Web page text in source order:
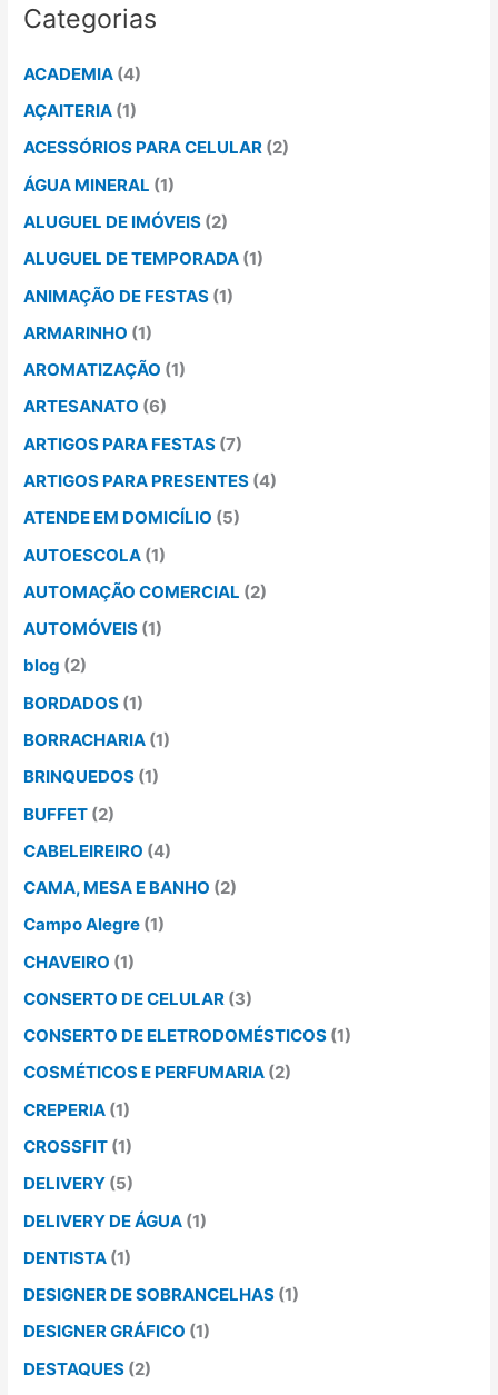
Categorias
ACADEMIA (4)
AÇAITERIA (1)
ACESSÓRIOS PARA CELULAR (2)
ÁGUA MINERAL (1)
ALUGUEL DE IMÓVEIS (2)
ALUGUEL DE TEMPORADA (1)
ANIMAÇÃO DE FESTAS (1)
ARMARINHO (1)
AROMATIZAÇÃO (1)
ARTESANATO (6)
ARTIGOS PARA FESTAS (7)
ARTIGOS PARA PRESENTES (4)
ATENDE EM DOMICÍLIO (5)
AUTOESCOLA (1)
AUTOMAÇÃO COMERCIAL (2)
AUTOMÓVEIS (1)
blog (2)
BORDADOS (1)
BORRACHARIA (1)
BRINQUEDOS (1)
BUFFET (2)
CABELEIREIRO (4)
CAMA, MESA E BANHO (2)
Campo Alegre (1)
CHAVEIRO (1)
CONSERTO DE CELULAR (3)
CONSERTO DE ELETRODOMÉSTICOS (1)
COSMÉTICOS E PERFUMARIA (2)
CREPERIA (1)
CROSSFIT (1)
DELIVERY (5)
DELIVERY DE ÁGUA (1)
DENTISTA (1)
DESIGNER DE SOBRANCELHAS (1)
DESIGNER GRÁFICO (1)
DESTAQUES (2)